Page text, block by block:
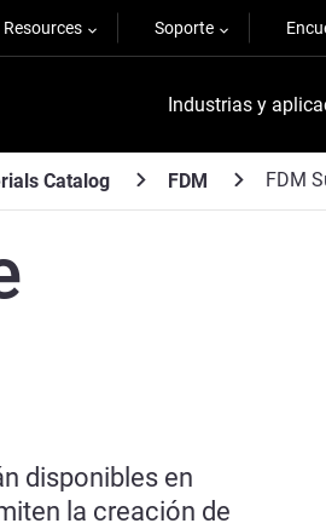
Resources Soporte
Industrias y
Catalog FDM FDM
disponibles en
la creación de